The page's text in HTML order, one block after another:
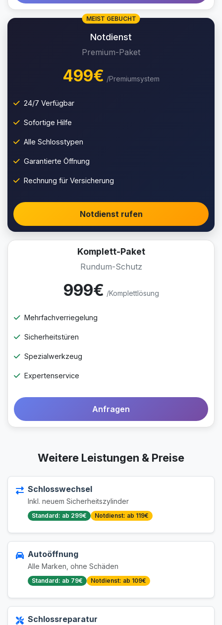
MEIST GEBUCHT
Notdienst
Premium-Paket
499€ /Premiumsystem
24/7 Verfügbar
Sofortige Hilfe
Alle Schlosstypen
Garantierte Öffnung
Rechnung für Versicherung
Notdienst rufen
Komplett-Paket
Rundum-Schutz
999€ /Komplettlösung
Mehrfachverriegelung
Sicherheitstüren
Spezialwerkzeug
Expertenservice
Anfragen
Weitere Leistungen & Preise
Schlosswechsel
Inkl. neuem Sicherheitszylinder
Standard: ab 299€ Notdienst: ab 119€
Autoöffnung
Alle Marken, ohne Schäden
Standard: ab 79€ Notdienst: ab 109€
Schlossreparatur